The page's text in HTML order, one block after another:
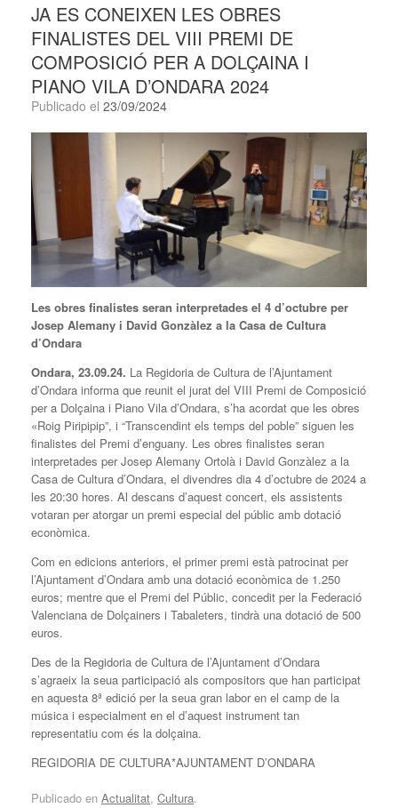
JA ES CONEIXEN LES OBRES
FINALISTES DEL VIII PREMI DE
COMPOSICIÓ PER A DOLÇAINA I
PIANO VILA D’ONDARA 2024
Publicado el 23/09/2024
Les obres finalistes seran interpretades el 4 d’octubre per
Josep Alemany i David Gonzàlez a la Casa de Cultura
d’Ondara
Ondara, 23.09.24. La Regidoria de Cultura de l’Ajuntament
d’Ondara informa que reunit el jurat del VIII Premi de Composició
per a Dolçaina i Piano Vila d’Ondara, s’ha acordat que les obres
«Roig Piripipip”, i “Transcendint els temps del poble” siguen les
finalistes del Premi d’enguany. Les obres finalistes seran
interpretades per Josep Alemany Ortolà i David Gonzàlez a la
Casa de Cultura d’Ondara, el divendres dia 4 d’octubre de 2024 a
les 20:30 hores. Al descans d’aquest concert, els assistents
votaran per atorgar un premi especial del públic amb dotació
econòmica.
Com en edicions anteriors, el primer premi està patrocinat per
l’Ajuntament d’Ondara amb una dotació econòmica de 1.250
euros; mentre que el Premi del Públic, concedit per la Federació
Valenciana de Dolçainers i Tabaleters, tindrà una dotació de 500
euros.
Des de la Regidoria de Cultura de l’Ajuntament d’Ondara
s’agraeix la seua participació als compositors que han participat
en aquesta 8ª edició per la seua gran labor en el camp de la
música i especialment en el d’aquest instrument tan
representatiu com és la dolçaina.
REGIDORIA DE CULTURA*AJUNTAMENT D’ONDARA
Publicado en Actualitat, Cultura.